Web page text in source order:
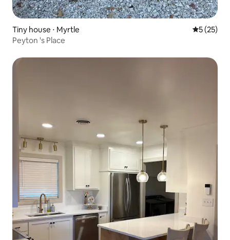
Tiny house ⋅ Myrtle
5 (25)
Peyton 's Place